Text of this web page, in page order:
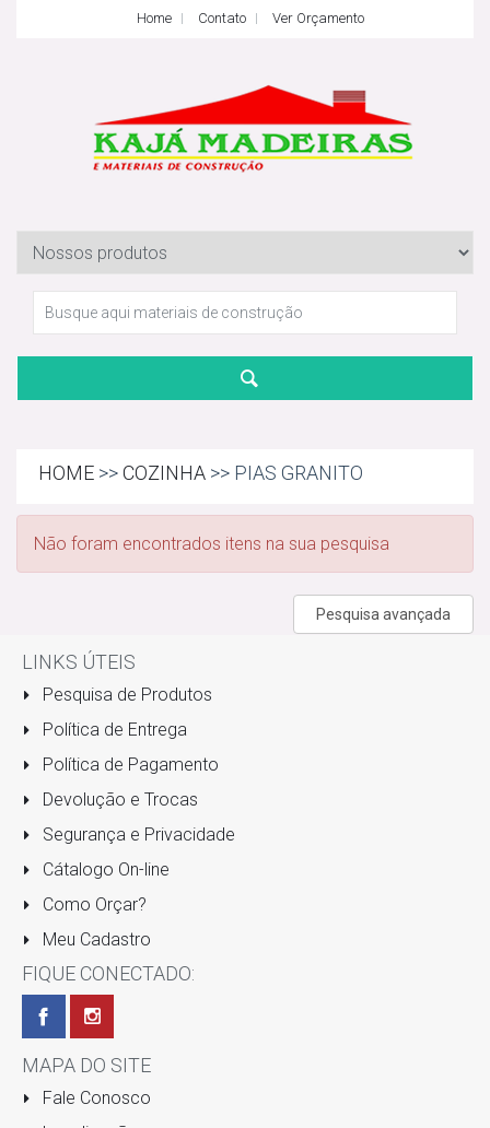
Home Contato Ver Orçamento
HOME >>COZINHA >> PIAS GRANITO
Não foram encontrados itens na sua pesquisa
Pesquisa avançada
LINKS ÚTEIS
Pesquisa de Produtos
Política de Entrega
Política de Pagamento
Devolução e Trocas
Segurança e Privacidade
Cátalogo On-line
Como Orçar?
Meu Cadastro
FIQUE CONECTADO:
MAPA DO SITE
Fale Conosco